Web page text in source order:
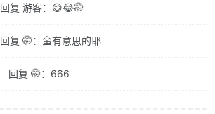
回复 游客：😅😂🤭
回复 🤭：蛮有意思的耶
回复 🤭：666